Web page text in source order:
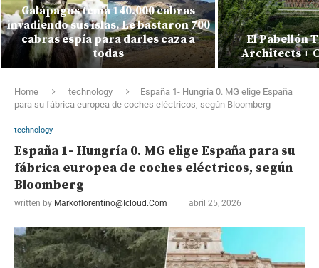
Galápagos tenía 140.000 cabras
invadiendo sus islas. Le bastaron 700
cabras espía para darles caza a
todas
El Pabellón
Architects +
Home technology
España 1- Hungría 0. MG elige España
para su fábrica europea de coches eléctricos, según Bloomberg
technology
España 1- Hungría 0. MG elige España para su
fábrica europea de coches eléctricos, según
Bloomberg
written by Markoflorentino@icloud.com abril 25, 2026